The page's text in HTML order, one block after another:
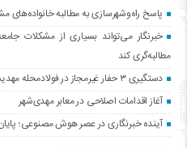
پاسخ راه‌وشهرسازی به مطالبه خانواده‌های
خبرنگار می‌تواند بسیاری از مشکلات
مطالبه‌گری کند
دستگیری ۳ حفار غیرمجاز در فولادمحله مهدیشهر
آغاز اقدامات اصلاحی در معابر مهدی‌شهر
آینده خبرنگاری در عصر هوش مصنوعی؛